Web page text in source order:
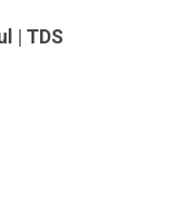
| TDS